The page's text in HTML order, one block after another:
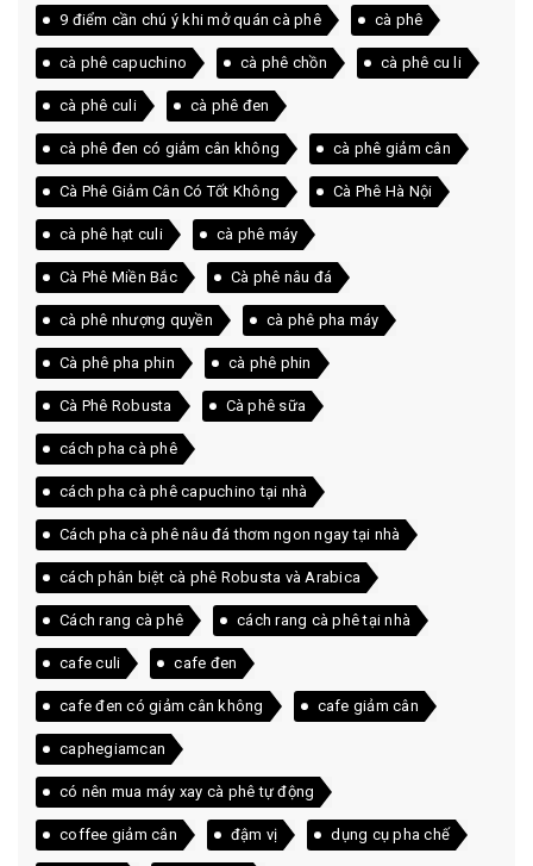
9 điểm cần chú ý khi mở quán cà phê cà phê
cà phê capuchino cà phê chồn cà phê cu li
cà phê culi cà phê đen
cà phê đen có giảm cân không cà phê giảm cân
Cà Phê Giảm Cân Có Tốt Không Cà Phê Hà Nội
cà phê hạt culi cà phê máy
Cà Phê Miền Bắc Cà phê nâu đá
cà phê nhượng quyền cà phê pha máy
Cà phê pha phin cà phê phin
Cà Phê Robusta Cà phê sữa
cách pha cà phê
cách pha cà phê capuchino tại nhà
Cách pha cà phê nâu đá thơm ngon ngay tại nhà
cách phân biệt cà phê Robusta và Arabica
Cách rang cà phê cách rang cà phê tại nhà
cafe culi cafe đen
cafe đen có giảm cân không cafe giảm cân
caphegiamcan
có nên mua máy xay cà phê tự động
coffee giảm cân đậm vị dụng cụ pha chế